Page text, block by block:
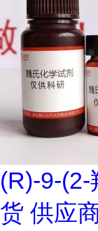
(R)-9-
货 供应